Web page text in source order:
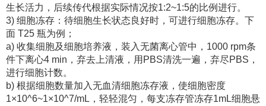
生长活力，后续传代根据实际情况按1:2~1:5的比例进行。
3) 细胞冻存：待细胞生长状态良好时，可进行细胞冻存。下
面 T25 瓶为例；
a) 收集细胞及细胞培养液，装入无菌离心管中，1000 rpm条
件下离心4 min，弃去上清液，用PBS清洗一遍，弃尽PBS，
进行细胞计数。
b) 根据细胞数量加入无血清细胞冻存液，使细胞密度
1×10^6~1×10^7/mL，轻轻混匀，每支冻存管冻存1mL细胞悬